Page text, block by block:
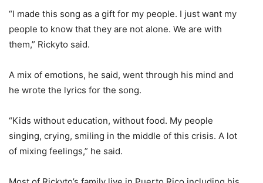
“I made this song as a gift for my people. I just want my
people to know that they are not alone. We are with
them,” Rickyto said.
A mix of emotions, he said, went through his mind and
he wrote the lyrics for the song.
“Kids without education, without food. My people
singing, crying, smiling in the middle of this crisis. A lot
of mixing feelings,” he said.